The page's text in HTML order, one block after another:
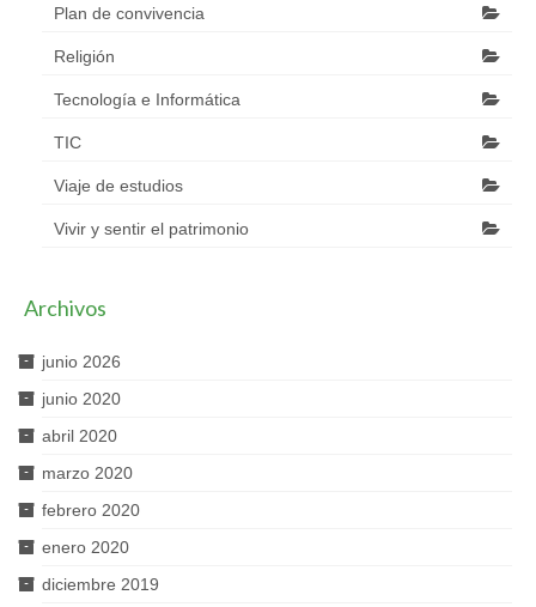
Plan de convivencia
Religión
Tecnología e Informática
TIC
Viaje de estudios
Vivir y sentir el patrimonio
Archivos
junio 2026
junio 2020
abril 2020
marzo 2020
febrero 2020
enero 2020
diciembre 2019